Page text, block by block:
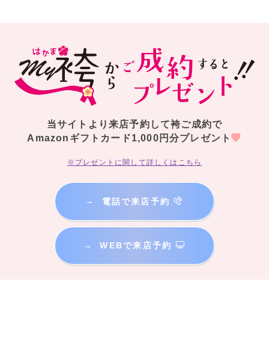
当サイトより来店予約して袴ご成約で
Amazonギフトカード1,000円分プレゼント
※プレゼントに関して詳しくはこちら
→ 電話で来店予約
→ WEBで来店予約